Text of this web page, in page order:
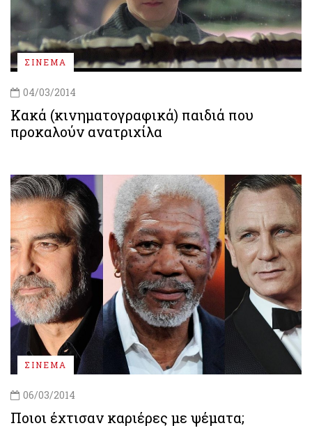
ΣΙΝΕΜΑ
04/03/2014
Κακά (κινηματογραφικά) παιδιά που
προκαλούν ανατριχίλα
ΣΙΝΕΜΑ
06/03/2014
Ποιοι έχτισαν καριέρες με ψέματα;